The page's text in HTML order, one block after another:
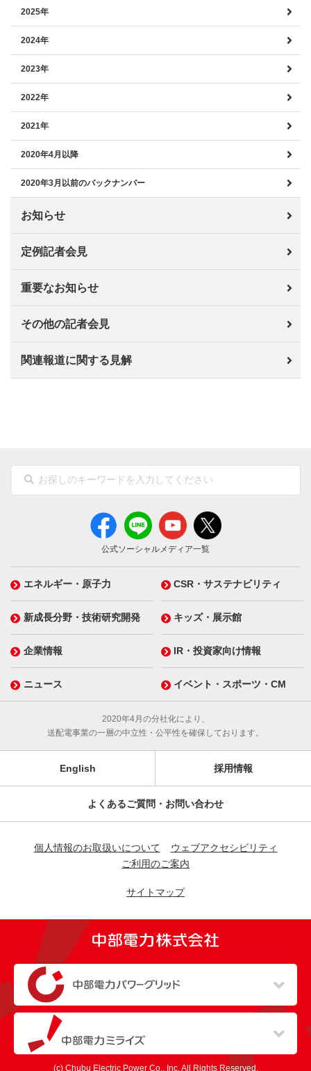
2025年
2024年
2023年
2022年
2021年
2020年4月以降
2020年3月以前のバックナンバー
お知らせ
定例記者会見
重要なお知らせ
その他の記者会見
関連報道に関する見解
公式ソーシャルメディア一覧
エネルギー・原子力 CSR・サステナビリティ
新成長分野・技術研究開発 キッズ・展示館
企業情報 IR・投資家向け情報
ニュース イベント・スポーツ・CM
2020年4月の分社化により、
送配電事業の一層の中立性・公平性を確保しております。
English 採用情報
よくあるご質問・お問い合わせ
個人情報のお取扱いについて
ウェブアクセシビリティ
ご利用のご案内
サイトマップ
（新しいウィンドウを開きます）
（新しいウィンドウを開きます）
(c) Chubu Electric Power Co., Inc. All Rights Reserved.